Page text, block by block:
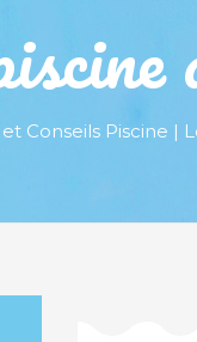
et Conseils Piscine |